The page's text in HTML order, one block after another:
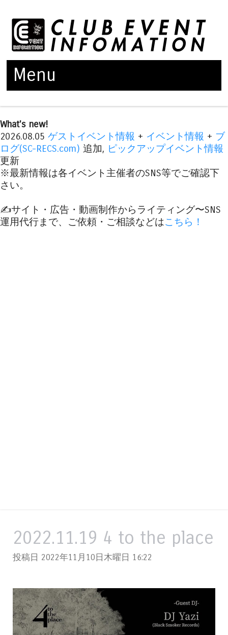
Menu
What's new!
2026.08.05 ゲストイベント情報 + イベント情報 + ブ
ログ(SC-RECS.com) 追加, ピックアップイベント情報
更新
※最新情報は各イベント主催者のSNS等でご確認下
さい。
✍️サイト・広告・動画制作からライティング〜SNS
運用代行まで、ご依頼・ご相談などはこちら！
2022.11.19 4 to the place
投稿日 2022年11月10日木曜日 16:22